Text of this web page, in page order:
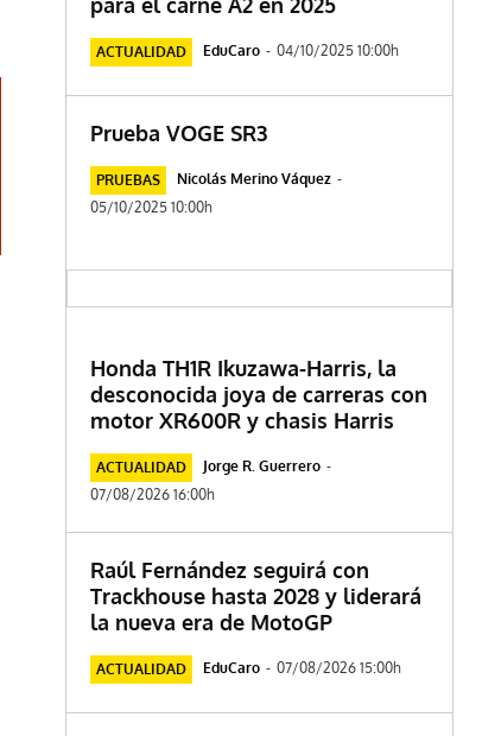
ACTUALIDAD EduCaro - 04/10/2025 10:00h
Prueba VOGE SR3
PRUEBAS Nicolás Merino Váquez -
05/10/2025 10:00h
Honda TH1R Ikuzawa-Harris, la
desconocida joya de carreras con
motor XR600R y chasis Harris
ACTUALIDAD Jorge R. Guerrero -
07/08/2026 16:00h
Raúl Fernández seguirá con
Trackhouse hasta 2028 y liderará
la nueva era de MotoGP
ACTUALIDAD EduCaro - 07/08/2026 15:00h